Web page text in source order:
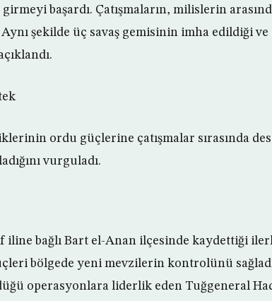
başardı. Çatışmaların, milislerin
şekilde üç savaş gemisinin imha edildiği
ordu güçlerine çatışmalar sırasında
vurguladı.
iline bağlı Bart el-Anan ilçesinde kaydettiği
bölgede yeni mevzilerin kontrolünü
operasyonlara liderlik eden Tuğgeneral